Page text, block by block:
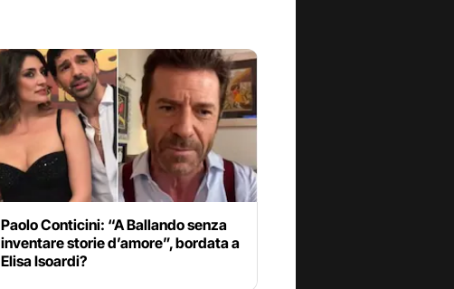
Paolo Conticini: “A Ballando senza
inventare storie d’amore”, bordata a
Elisa Isoardi?